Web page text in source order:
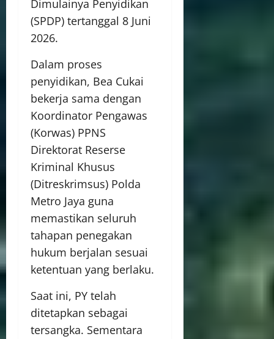
Dimulainya Penyidikan
(SPDP) tertanggal 8 Juni
2026.
Dalam proses
penyidikan, Bea Cukai
bekerja sama dengan
Koordinator Pengawas
(Korwas) PPNS
Direktorat Reserse
Kriminal Khusus
(Ditreskrimsus) Polda
Metro Jaya guna
memastikan seluruh
tahapan penegakan
hukum berjalan sesuai
ketentuan yang berlaku.
Saat ini, PY telah
ditetapkan sebagai
tersangka. Sementara